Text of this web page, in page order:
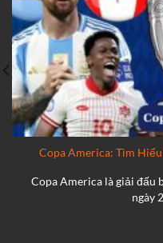
Copa America: Tìm
Copa America là giải đấu
ngày